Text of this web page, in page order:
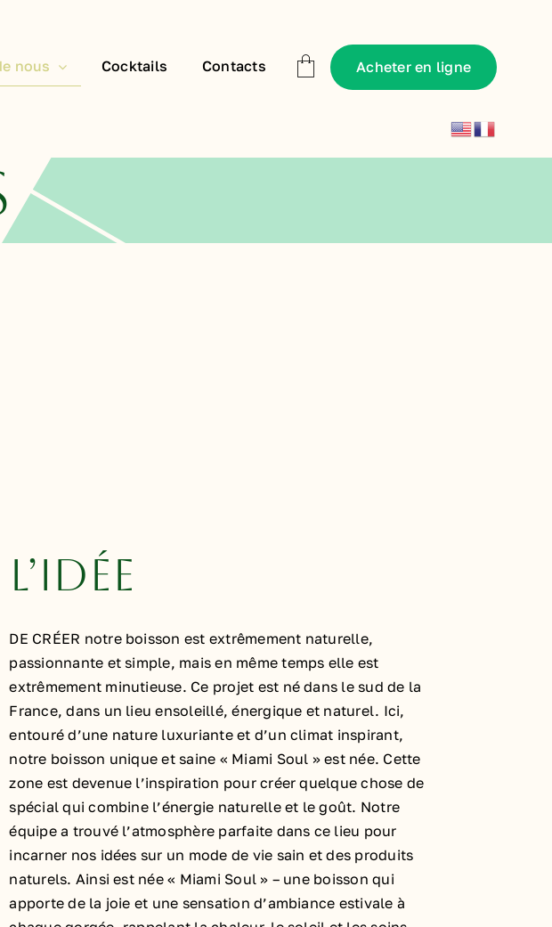
nous Cocktails Contacts Acheter en ligne
L’IDÉE
DE CRÉER notre boisson est extrêmement naturelle,
passionnante et simple, mais en même temps elle est
extrêmement minutieuse. Ce projet est né dans le sud de la
France, dans un lieu ensoleillé, énergique et naturel. Ici,
entouré d’une nature luxuriante et d’un climat inspirant,
notre boisson unique et saine « Miami Soul » est née. Cette
zone est devenue l’inspiration pour créer quelque chose de
spécial qui combine l’énergie naturelle et le goût. Notre
équipe a trouvé l’atmosphère parfaite dans ce lieu pour
incarner nos idées sur un mode de vie sain et des produits
naturels. Ainsi est née « Miami Soul » – une boisson qui
apporte de la joie et une sensation d’ambiance estivale à